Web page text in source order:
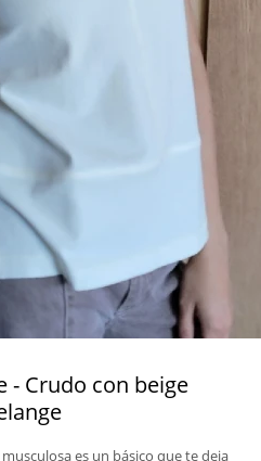
- Crudo con beige
es un básico que te deja